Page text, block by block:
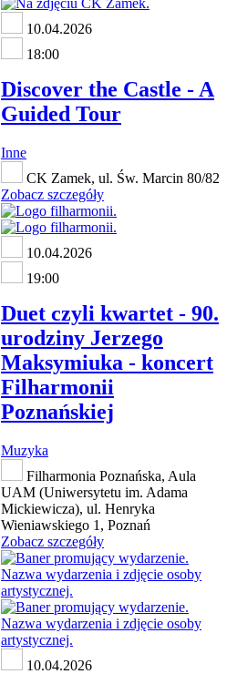
10.04.2026
18:00
Discover the Castle - A
Guided Tour
Inne
CK Zamek, ul. Św. Marcin 80/82
Zobacz szczegóły
10.04.2026
19:00
Duet czyli kwartet - 90.
urodziny Jerzego
Maksymiuka - koncert
Filharmonii
Poznańskiej
Muzyka
Filharmonia Poznańska, Aula
UAM (Uniwersytetu im. Adama
Mickiewicza), ul. Henryka
Wieniawskiego 1, Poznań
Zobacz szczegóły
10.04.2026